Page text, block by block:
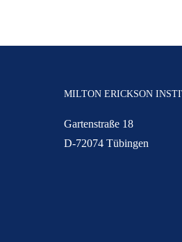
MILTON ERICKSON
Gartenstraße 18
D-72074 Tübingen